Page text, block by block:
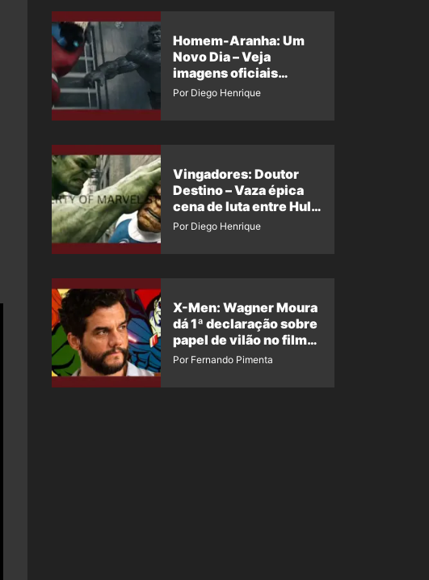
Homem-Aranha: Um
Novo Dia – Veja
imagens oficiais
descartadas do Hulk
Por Diego Henrique
Vingadores: Doutor
Destino – Vaza épica
cena de luta entre Hulk
e o Coisa
Por Diego Henrique
X-Men: Wagner Moura
dá 1ª declaração sobre
papel de vilão no filme
da Marvel
Por Fernando Pimenta